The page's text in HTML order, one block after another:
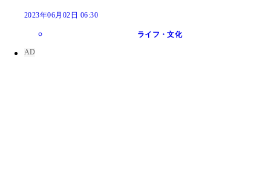
2023年06月02日 06:30
ライフ・文化